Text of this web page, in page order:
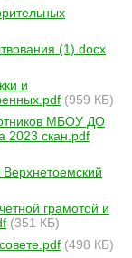
(1).docx
и
(959 КБ)
МБОУ ДО
2023 скан.pdf
грамотой и
(351 КБ)
(498 КБ)